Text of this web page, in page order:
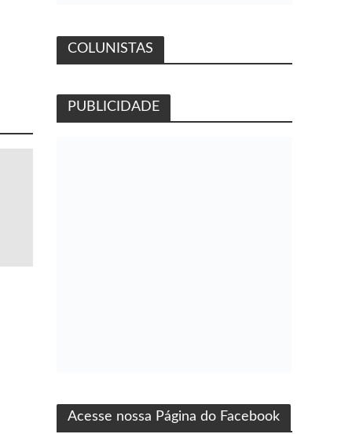
produção Folha Filmes
COLUNISTAS
PUBLICIDADE
Acesse nossa Página do Facebook